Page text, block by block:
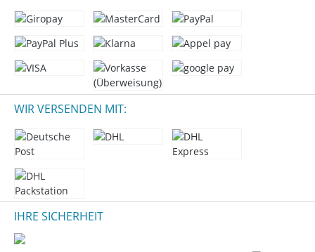
WIR VERSENDEN MIT:
IHRE SICHERHEIT